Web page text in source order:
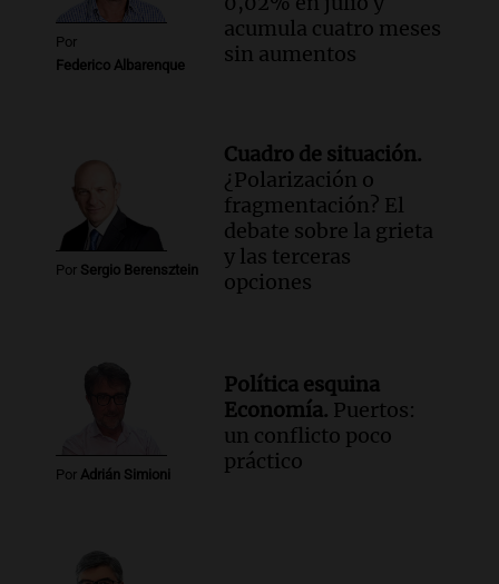
Por
Federico Albarenque
acumula cuatro meses
sin aumentos
Por Sergio Berensztein
Cuadro de situación.
¿Polarización o
fragmentación? El
debate sobre la grieta
y las terceras
opciones
Por Adrián Simioni
Política esquina
Economía. Puertos:
un conflicto poco
práctico